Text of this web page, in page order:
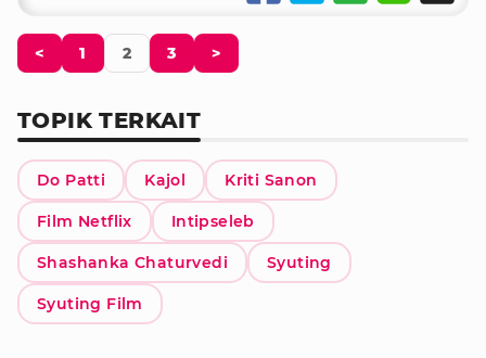
< 1 2 3 >
TOPIK TERKAIT
Do Patti Kajol Kriti Sanon
Film Netflix Intipseleb
Shashanka Chaturvedi Syuting
Syuting Film